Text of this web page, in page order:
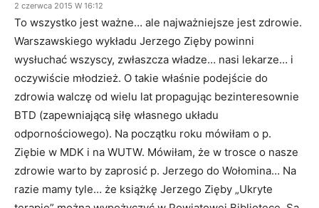
2 czerwca 2015 W 16:12
To wszystko jest ważne… ale najważniejsze jest zdrowie.
Warszawskiego wykładu Jerzego Zięby powinni
wysłuchać wszyscy, zwłaszcza władze… nasi lekarze… i
oczywiście młodzież. O takie właśnie podejście do
zdrowia walczę od wielu lat propagując bezinteresownie
BTD (zapewniającą siłę własnego układu
odpornościowego). Na początku roku mówiłam o p.
Ziębie w MDK i na WUTW. Mówiłam, że w trosce o nasze
zdrowie warto by zaprosić p. Jerzego do Wołomina… Na
razie mamy tyle… że książkę Jerzego Zięby „Ukryte